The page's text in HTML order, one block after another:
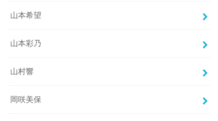
山本希望
山本彩乃
山村響
岡咲美保